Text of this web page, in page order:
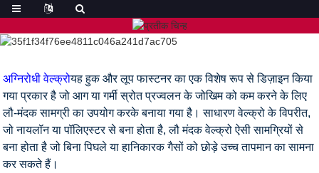
अग्निरोधी वेल्क्रोयह हुक और लूप फास्टनर का एक विशेष रूप से डिज़ाइन किया
गया प्रकार है जो आग या गर्मी स्रोत प्रज्वलन के जोखिम को कम करने के लिए
लौ-मंदक सामग्री का उपयोग करके बनाया गया है। साधारण वेल्क्रो के विपरीत,
जो नायलॉन या पॉलिएस्टर से बना होता है, लौ मंदक वेल्क्रो ऐसी सामग्रियों से
बना होता है जो बिना पिघले या हानिकारक गैसों को छोड़े उच्च तापमान का सामना
कर सकते हैं।